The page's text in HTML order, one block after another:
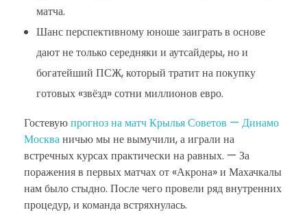
матча.
Шанс перспективному юноше заиграть в основе
дают не только середняки и аутсайдеры, но и
богатейший ПСЖ, который тратит на покупку
готовых «звёзд» сотни миллионов евро.
Гостевуюпрогноз на матч Крылья Советов — Динамо
Москваничью мы не вымучили, а играли на
встречных курсах практически на равных. — За
поражения в первых матчах от «Акрона» и Махачкалы
нам было стыдно. После чего провели ряд внутренних
процедур, и команда встряхнулась.